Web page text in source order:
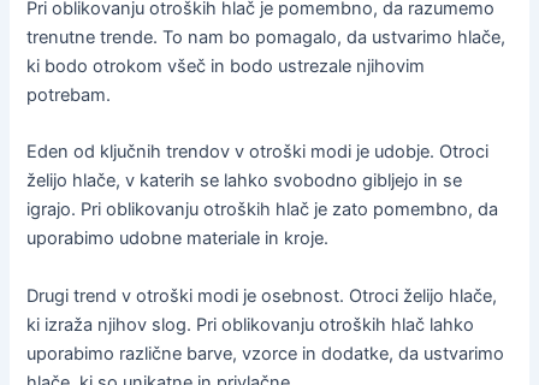
Pri oblikovanju otroških hlač je pomembno, da razumemo
trenutne trende. To nam bo pomagalo, da ustvarimo hlače,
ki bodo otrokom všeč in bodo ustrezale njihovim
potrebam.
Eden od ključnih trendov v otroški modi je udobje. Otroci
želijo hlače, v katerih se lahko svobodno gibljejo in se
igrajo. Pri oblikovanju otroških hlač je zato pomembno, da
uporabimo udobne materiale in kroje.
Drugi trend v otroški modi je osebnost. Otroci želijo hlače,
ki izraža njihov slog. Pri oblikovanju otroških hlač lahko
uporabimo različne barve, vzorce in dodatke, da ustvarimo